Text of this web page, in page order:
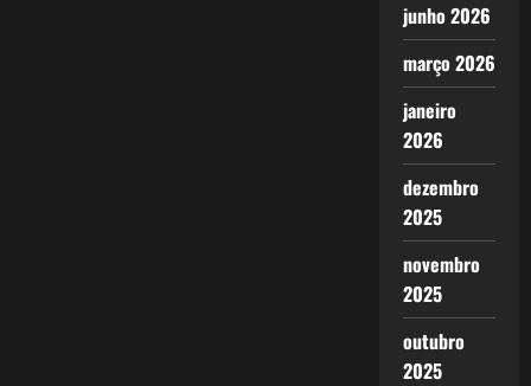
junho 2026
março 2026
janeiro
2026
dezembro
2025
novembro
2025
outubro
2025